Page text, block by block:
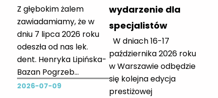
która wykorzystując
przypadki nieuczciwych
działań...
Z głębokim żalem
zawiadamiamy, że w
dniu 7 lipca 2026 roku
odeszła od nas lek.
dent. Henryka Lipińska-
Bazan Pogrzeb
odbędzie się w dniu 11
2026-07-09
wydarzenie dla
specjalistów
W dniach 16-17
października 2026 roku
w Warszawie odbędzie
się kolejna edycja
prestiżowej